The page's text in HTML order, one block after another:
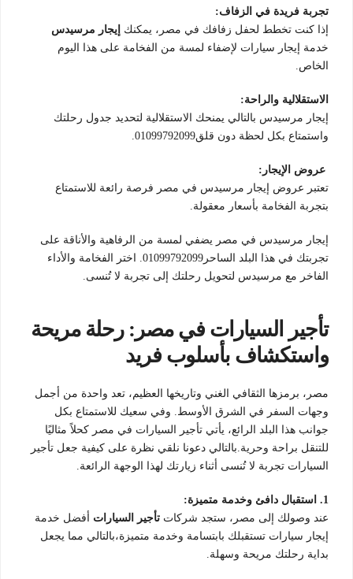
تجربة فريدة في الزفاف:
إذا كنت تخطط لحفل زفافك في مصر، يمكنك إيجار مرسيدس
خدمة إيجار سيارات لإضفاء لمسة من الفخامة على هذا اليوم
الخاص.
الاستقلالية والراحة:
إيجار مرسيدس بالتالي يمنحك الاستقلالية لتحديد جدول رحلتك
واستمتاع بكل لحظة دون قلق01099792099.
عروض الإيجار:
تعتبر عروض إيجار مرسيدس في مصر فرصة رائعة للاستمتاع
بتجربة الفخامة بأسعار معقولة.
إيجار مرسيدس في مصر يضفي لمسة من الرفاهية والأناقة على
تجربتك في هذا البلد الساحر01099792099. اختر الفخامة والأداء
الفاخر مع مرسيدس لتحويل رحلتك إلى تجربة لا تُنسى.
تأجير السيارات في مصر: رحلة مريحة
واستكشاف بأسلوب فريد
مصر، برمزها الثقافي الغني وتاريخها العظيم، تعد واحدة من أجمل
وجهات السفر في الشرق الأوسط. وفي سعيك للاستمتاع بكل
جوانب هذا البلد الرائع، يأتي تأجير السيارات في مصر كحلاً مثاليًا
للتنقل براحة وحرية.بالتالي دعونا نلقي نظرة على كيفية جعل تأجير
السيارات تجربة لا تُنسى أثناء زيارتك لهذا الوجهة الرائعة.
1. استقبال دافئ وخدمة متميزة:
عند وصولك إلى مصر، ستجد شركات تأجير السيارات
أفضل خدمة
إيجار سيارات تستقبلك بابتسامة وخدمة متميزة،بالتالي مما يجعل
بداية رحلتك مريحة وسهلة.